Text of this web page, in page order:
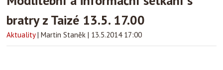
bratry z Taizé 13.5. 17.00
Aktuality | Martin Staněk | 13.5.2014 17:00